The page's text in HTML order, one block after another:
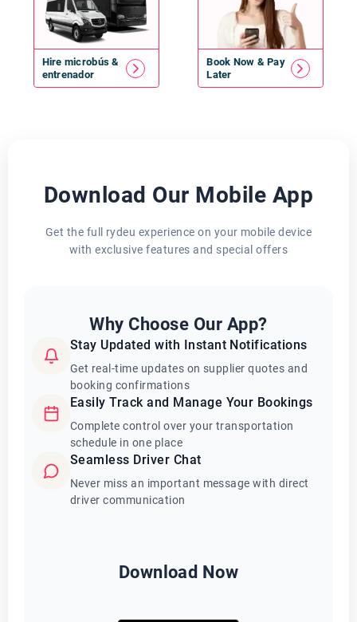
Hire microbús &
entrenador
Book Now & Pay
Later
Download Our Mobile App
Get the full rydeu experience on your mobile device
with exclusive features and special offers
Why Choose Our App?
Stay Updated with Instant Notifications
Get real-time updates on supplier quotes and
booking confirmations
Easily Track and Manage Your Bookings
Complete control over your transportation
schedule in one place
Seamless Driver Chat
Never miss an important message with direct
driver communication
Download Now